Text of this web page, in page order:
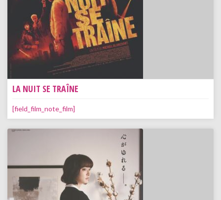
LA NUIT SE TRAÎNE
[field_film_note_film]